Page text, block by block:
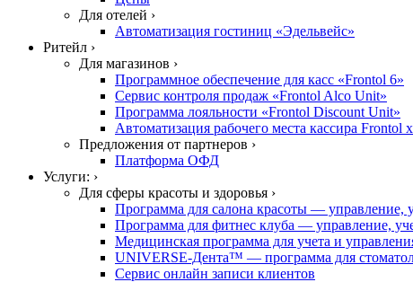
Для отелей ›
Автоматизация гостиниц «Эдельвейс»
Ритейл ›
Для магазинов ›
Программное обеспечение для касс «Frontol 6»
Сервис контроля продаж «Frontol Alco Unit»
Программа лояльности «Frontol Discount Unit»
Автоматизация рабочего места кассира Frontol
Предложения от партнеров ›
Платформа ОФД
Услуги: ›
Для сферы красоты и здоровья ›
Программа для салона красоты — управление,
Программа для фитнес клуба — управление,
Медицинская программа для учета и
UNIVERSE-Дента™ — программа для
Сервис онлайн записи клиентов